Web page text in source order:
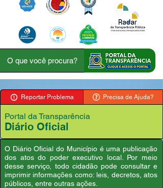
Reportar Problema Precisa de Ajuda?
Portal da Transparência
Diário Oficial
O Diário Oficial do Município é uma publicação
dos atos do poder executivo local. Por meio
desse serviço, todo cidadão pode consultar e
imprimir informações como: leis, decretos, atos
públicos, entre outras ações.